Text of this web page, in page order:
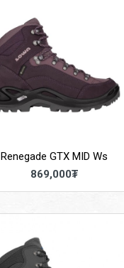
Renegade GTX MID Ws
869,000₮